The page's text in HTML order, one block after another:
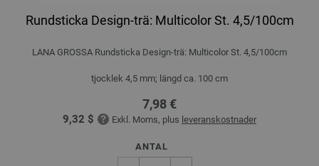
Rundsticka Design-trä: Multicolor St. 4,5/100cm
LANA GROSSA Rundsticka Design-trä: Multicolor St. 4,5/100cm
tjocklek 4,5 mm; längd ca. 100 cm
7,98 €
9,32 $ Exkl. Moms, plus leveranskostnader
ANTAL